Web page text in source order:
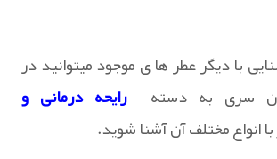
با دیگر عطر ها ی موجود میتوانید در
سری به دسته
رایحه درمانی و
انواع مختلف آن آشنا شوید.